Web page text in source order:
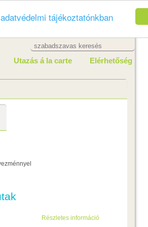
adatvédelmi tájékoztatónkban
Utazás á la carte Elérhetőség
Részletes információ